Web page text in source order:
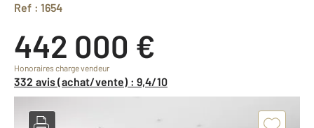
Ref : 1654
442 000 €
Honoraires charge vendeur
332 avis (achat/vente) : 9,4/10